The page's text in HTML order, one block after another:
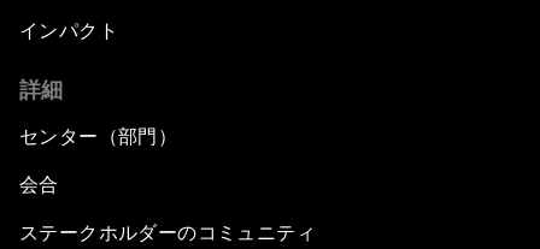
インパクト
詳細
センター（部門）
会合
ステークホルダーのコミュニティ